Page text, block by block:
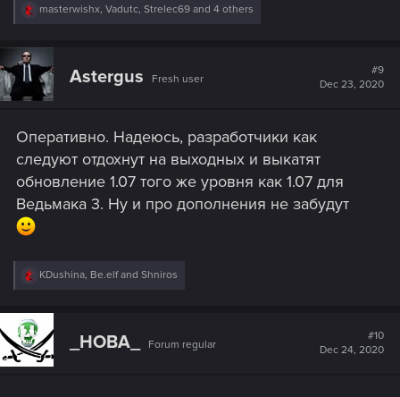
R
c
t
i
o
:
masterwishx, Vadutc, Strelec69 and 4 others
Astergus Fresh user
#9
Dec 23, 2020
Оперативно. Надеюсь, разработчики как
следуют отдохнут на выходных и выкатят
обновление 1.07 того же уровня как 1.07 для
Ведьмака 3. Ну и про дополнения не забудут
R
c
i
o
KDushina, Be.elfand Shniros
_HOBA_ Forum regular
#10
Dec 24, 2020